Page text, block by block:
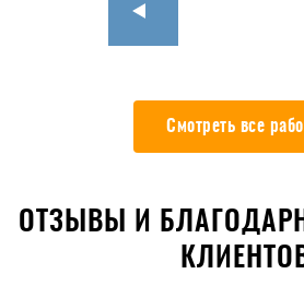
Смотреть все
ОТЗЫВЫ И